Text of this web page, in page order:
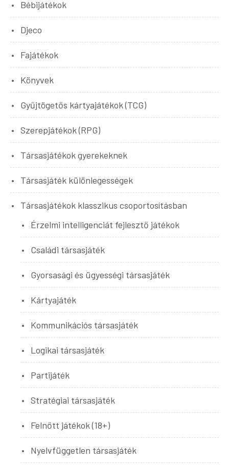
Bébijátékok
Djeco
Fajátékok
Könyvek
Gyűjtögetős kártyajátékok (TCG)
Szerepjátékok (RPG)
Társasjátékok gyerekeknek
Társasjáték különlegességek
Társasjátékok klasszikus csoportosításban
Érzelmi intelligenciát fejlesztő játékok
Családi társasjáték
Gyorsasági és ügyességi társasjáték
Kártyajáték
Kommunikációs társasjáték
Logikai társasjáték
Partijáték
Stratégiai társasjáték
Felnőtt játékok (18+)
Nyelvfüggetlen társasjáték